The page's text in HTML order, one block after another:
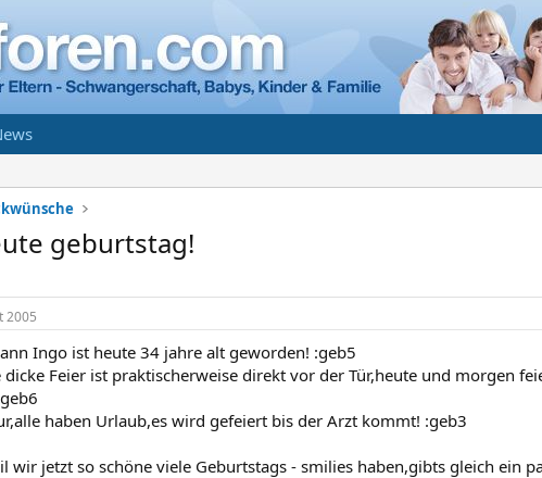
geburtstag!
2005
Ingo ist heute 34 jahre alt geworden! :geb5
dicke Feier ist praktischerweise direkt vor der Tür,heute und morgen
haben Urlaub,es wird gefeiert bis der Arzt kommt! :geb3
wir jetzt so schöne viele Geburtstags - smilies haben,gibts gleich ein